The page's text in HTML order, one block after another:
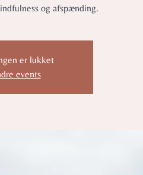
og afspænding.
er lukket
events